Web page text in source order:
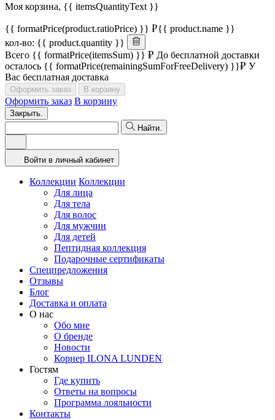
Моя корзина, {{ itemsQuantityText }}
{{ formatPrice(product.ratioPrice) }}
{{ product.name }}
кол-во: {{ product.quantity }}
Всего {{ formatPrice(itemsSum) }}
До бесплатной доставки
осталось {{ formatPrice(remainingSumForFreeDelivery) }}
У
Вас бесплатная доставка
Оформить заказ В корзину
Оформить заказ В корзину
Закрыть.
Найти.
Войти в личный кабинет
Коллекции Коллекции
Для лица
Для тела
Для волос
Для мужчин
Для детей
Пептидная коллекция
Подарочные сертификаты
Спецпредложения
Отзывы
Блог
Доставка и оплата
О нас
Обо мне
О бренде
Новости
Корнер ILONA LUNDEN
Гостям
Где купить
Ответы на вопросы
Программа лояльности
Контакты